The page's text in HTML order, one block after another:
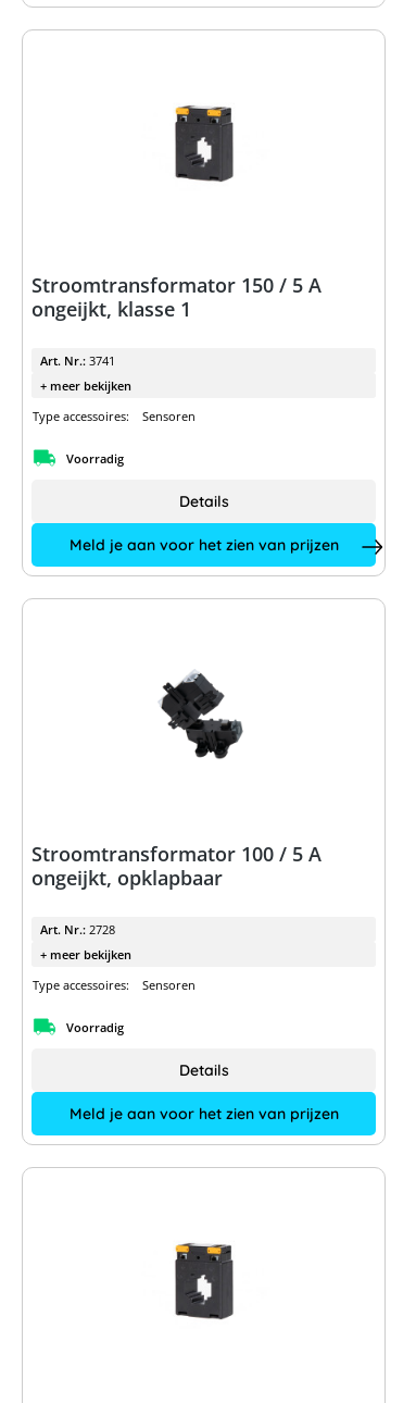
Stroomtransformator 150 / 5 A
ongeijkt, klasse 1
Art. Nr.: 3741
+ meer bekijken
Type accessoires:
Sensoren
Voorradig
Meld je aan voor het zien van prijzen
Details
Stroomtransformator 100 / 5 A
ongeijkt, opklapbaar
Art. Nr.: 2728
+ meer bekijken
Type accessoires:
Sensoren
Voorradig
Meld je aan voor het zien van prijzen
Details